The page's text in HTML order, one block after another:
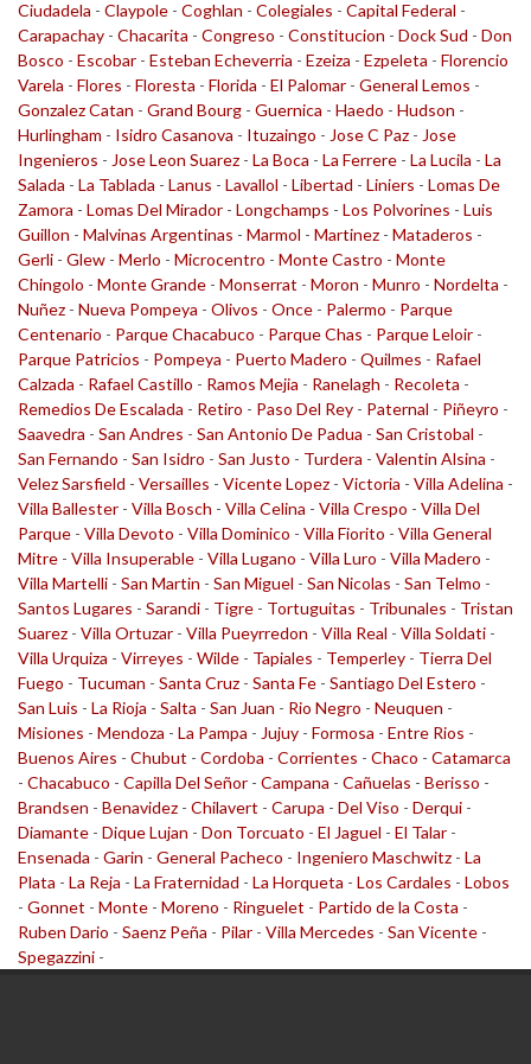
Ciudadela - Claypole - Coghlan - Colegiales - Capital Federal -
Carapachay - Chacarita - Congreso - Constitucion - Dock Sud - Don
Bosco - Escobar - Esteban Echeverria - Ezeiza - Ezpeleta - Florencio
Varela - Flores - Floresta - Florida - El Palomar - General Lemos -
Gonzalez Catan - Grand Bourg - Guernica - Haedo - Hudson -
Hurlingham - Isidro Casanova - Ituzaingo - Jose C Paz - Jose
Ingenieros - Jose Leon Suarez - La Boca - La Ferrere - La Lucila - La
Salada - La Tablada - Lanus - Lavallol - Libertad - Liniers - Lomas De
Zamora - Lomas Del Mirador - Longchamps - Los Polvorines - Luis
Guillon - Malvinas Argentinas - Marmol - Martinez - Mataderos -
Gerli - Glew - Merlo - Microcentro - Monte Castro - Monte
Chingolo - Monte Grande - Monserrat - Moron - Munro - Nordelta -
Nuñez - Nueva Pompeya - Olivos - Once - Palermo - Parque
Centenario - Parque Chacabuco - Parque Chas - Parque Leloir -
Parque Patricios - Pompeya - Puerto Madero - Quilmes - Rafael
Calzada - Rafael Castillo - Ramos Mejia - Ranelagh - Recoleta -
Remedios De Escalada - Retiro - Paso Del Rey - Paternal - Piñeyro -
Saavedra - San Andres - San Antonio De Padua - San Cristobal -
San Fernando - San Isidro - San Justo - Turdera - Valentin Alsina -
Velez Sarsfield - Versailles - Vicente Lopez - Victoria - Villa Adelina -
Villa Ballester - Villa Bosch - Villa Celina - Villa Crespo - Villa Del
Parque - Villa Devoto - Villa Dominico - Villa Fiorito - Villa General
Mitre - Villa Insuperable - Villa Lugano - Villa Luro - Villa Madero -
Villa Martelli - San Martin - San Miguel - San Nicolas - San Telmo -
Santos Lugares - Sarandi - Tigre - Tortuguitas - Tribunales - Tristan
Suarez - Villa Ortuzar - Villa Pueyrredon - Villa Real - Villa Soldati -
Villa Urquiza - Virreyes - Wilde - Tapiales - Temperley - Tierra Del
Fuego - Tucuman - Santa Cruz - Santa Fe - Santiago Del Estero -
San Luis - La Rioja - Salta - San Juan - Rio Negro - Neuquen -
Misiones - Mendoza - La Pampa - Jujuy - Formosa - Entre Rios -
Buenos Aires - Chubut - Cordoba - Corrientes - Chaco - Catamarca
- Chacabuco - Capilla Del Señor - Campana - Cañuelas - Berisso -
Brandsen - Benavidez - Chilavert - Carupa - Del Viso - Derqui -
Diamante - Dique Lujan - Don Torcuato - El Jaguel - El Talar -
Ensenada - Garin - General Pacheco - Ingeniero Maschwitz - La
Plata - La Reja - La Fraternidad - La Horqueta - Los Cardales - Lobos
- Gonnet - Monte - Moreno - Ringuelet - Partido de la Costa -
Ruben Dario - Saenz Peña - Pilar - Villa Mercedes - San Vicente -
Spegazzini -